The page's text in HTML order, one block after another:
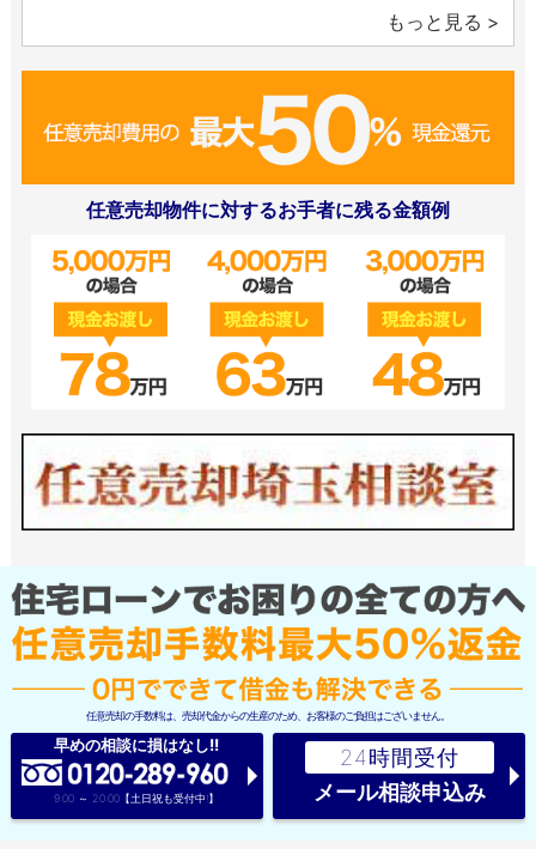
もっと見る
任意売却物件に対するお手者に残る金額例
任意売却の手数料は、売却代金からの生産のため、お客様のご負担はございません。
早めの相談に損はなし!!
9:00 ～ 20:00【土日祝も受付中!】
24時間受付
メール相談申込み